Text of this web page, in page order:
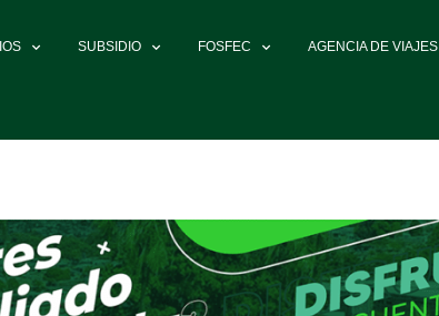
SUBSIDIO FOSFEC AGENCIA DE VIAJES